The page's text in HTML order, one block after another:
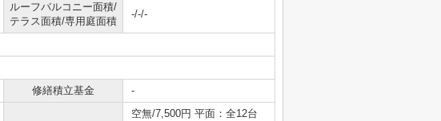
ルーフバルコニー面積/
テラス面積/専用庭面積
-/-/-
修繕積立基金 -
空無/7,500円 平面：全12台